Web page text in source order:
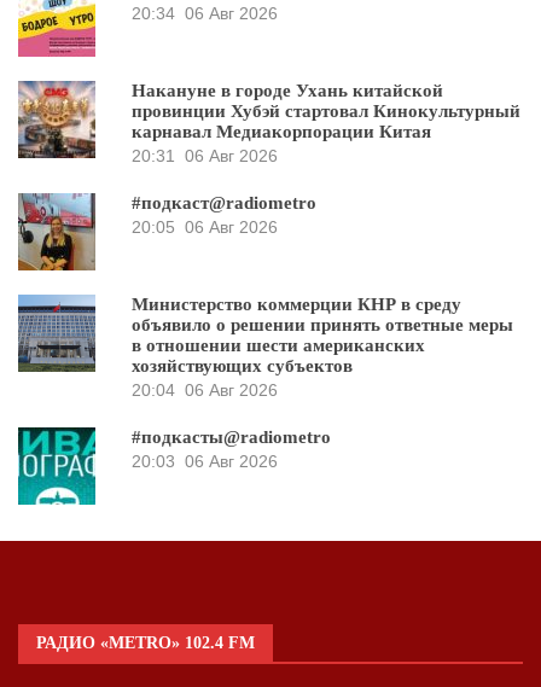
20:34 06 Авг 2026
Накануне в городе Ухань китайской
провинции Хубэй стартовал Кинокультурный
карнавал Медиакорпорации Китая
20:31
06 Авг 2026
#подкаст@radiometro
20:05 06 Авг 2026
Министерство коммерции КНР в среду
объявило о решении принять ответные меры
в отношении шести американских
хозяйствующих субъектов
20:04 06 Авг 2026
#подкасты@radiometro
20:03 06 Авг 2026
РАДИО «METRO» 102.4 FM